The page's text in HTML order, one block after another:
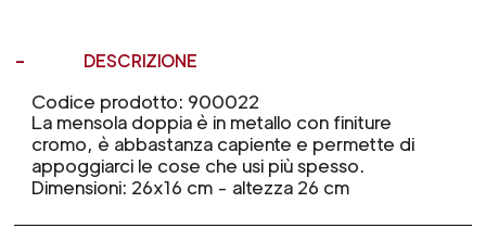
DESCRIZIONE
Codice prodotto: 900022
La mensola doppia è in metallo con finiture
cromo, è abbastanza capiente e permette di
appoggiarci le cose che usi più spesso.
Dimensioni: 26x16 cm - altezza 26 cm